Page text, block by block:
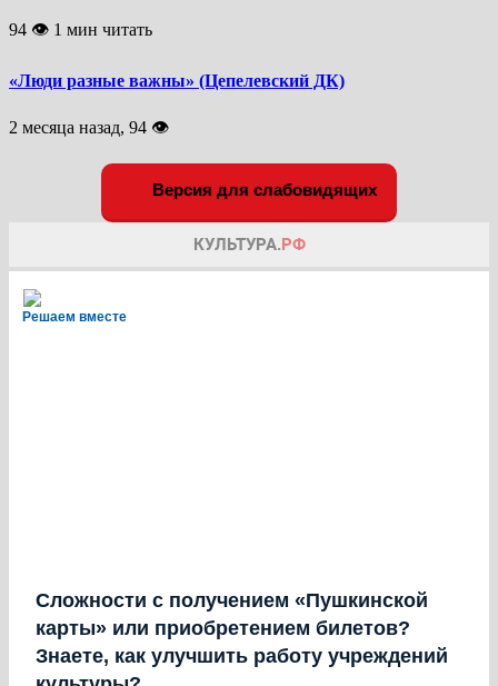
94 👁 1 мин читать
«Люди разные важны» (Цепелевский ДК)
2 месяца назад, 94 👁
Версия для слабовидящих
Решаем вместе
Сложности с получением «Пушкинской
карты» или приобретением билетов?
Знаете, как улучшить работу учреждений